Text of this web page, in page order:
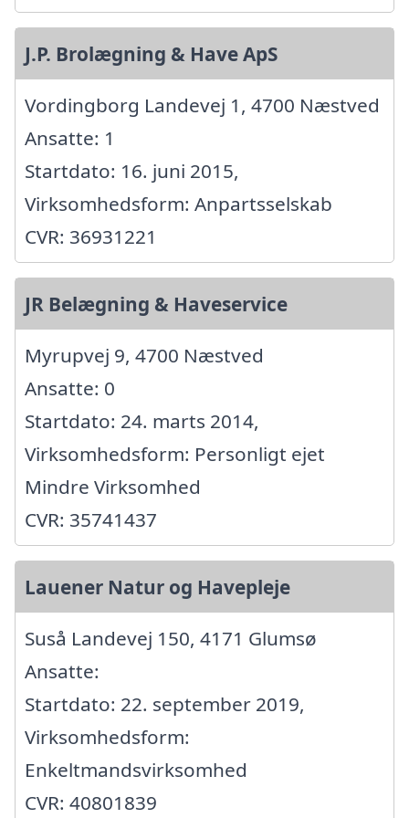
J.P. Brolægning & Have ApS
Vordingborg Landevej 1, 4700 Næstved
Ansatte: 1
Startdato: 16. juni 2015,
Virksomhedsform: Anpartsselskab
CVR: 36931221
JR Belægning & Haveservice
Myrupvej 9, 4700 Næstved
Ansatte: 0
Startdato: 24. marts 2014,
Virksomhedsform: Personligt ejet
Mindre Virksomhed
CVR: 35741437
Lauener Natur og Havepleje
Suså Landevej 150, 4171 Glumsø
Ansatte:
Startdato: 22. september 2019,
Virksomhedsform:
Enkeltmandsvirksomhed
CVR: 40801839